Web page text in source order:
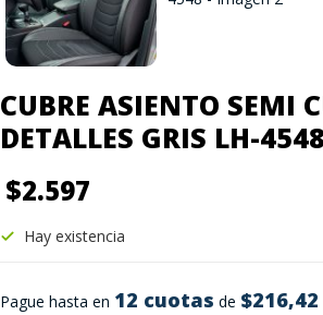
CUBRE ASIENTO SEMI
DETALLES GRIS LH-4548
$2.597
Pague hasta en 12 cuotas de $216,42
Hay existencia